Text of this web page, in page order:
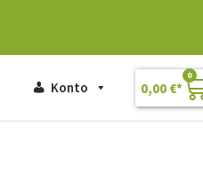
Konto 0,00 €
0